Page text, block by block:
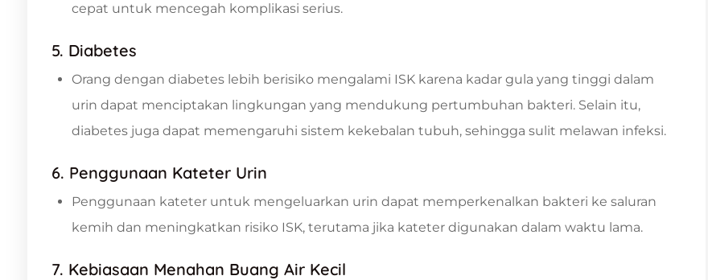
cepat untuk mencegah komplikasi serius.
5. Diabetes
Orang dengan diabetes lebih berisiko mengalami ISK karena kadar gula yang tinggi dalam
urin dapat menciptakan lingkungan yang mendukung pertumbuhan bakteri. Selain itu,
diabetes juga dapat memengaruhi sistem kekebalan tubuh, sehingga sulit melawan infeksi.
6. Penggunaan Kateter Urin
Penggunaan kateter untuk mengeluarkan urin dapat memperkenalkan bakteri ke saluran
kemih dan meningkatkan risiko ISK, terutama jika kateter digunakan dalam waktu lama.
7. Kebiasaan Menahan Buang Air Kecil